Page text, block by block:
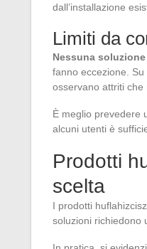
dall’installazione
Limiti da
Nessuna
fanno eccezione.
osservano attriti che
È meglio prevedere
alcuni utenti è
Prodotti
scelta
I prodotti
soluzioni richiedono